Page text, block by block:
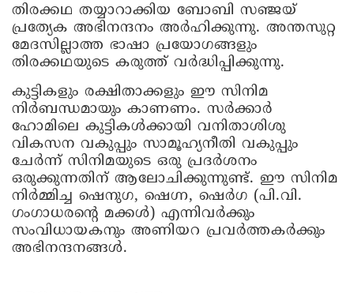
തിരക്കഥ തയ്യാറാക്കിയ ബോബി സഞ്ജയ്
പ്രത്യേക അഭിനന്ദനം അര്‍ഹിക്കുന്നു. അന്തസുറ്റ
മേദസില്ലാത്ത ഭാഷാ പ്രയോഗങ്ങളും
തിരക്കഥയുടെ കരുത്ത് വര്‍ദ്ധിപ്പിക്കുന്നു.
കുട്ടികളും രക്ഷിതാക്കളും ഈ സിനിമ
നിര്‍ബന്ധമായും കാണണം. സര്‍ക്കാര്‍
ഹോമിലെ കുട്ടികള്‍ക്കായി വനിതാശിശു
വികസന വകുപ്പും സാമൂഹ്യനീതി വകുപ്പും
ചേര്‍ന്ന് സിനിമയുടെ ഒരു പ്രദര്‍ശനം
ഒരുക്കുന്നതിന് ആലോചിക്കുന്നുണ്ട്. ഈ സിനിമ
നിര്‍മ്മിച്ച ഷെനുഗ, ഷെഗ്ന, ഷെര്‍ഗ (പി.വി.
ഗംഗാധരന്റെ മക്കള്‍) എന്നിവര്‍ക്കും
സംവിധായകനും അണിയറ പ്രവര്‍ത്തകര്‍ക്കും
അഭിനന്ദനങ്ങള്‍.